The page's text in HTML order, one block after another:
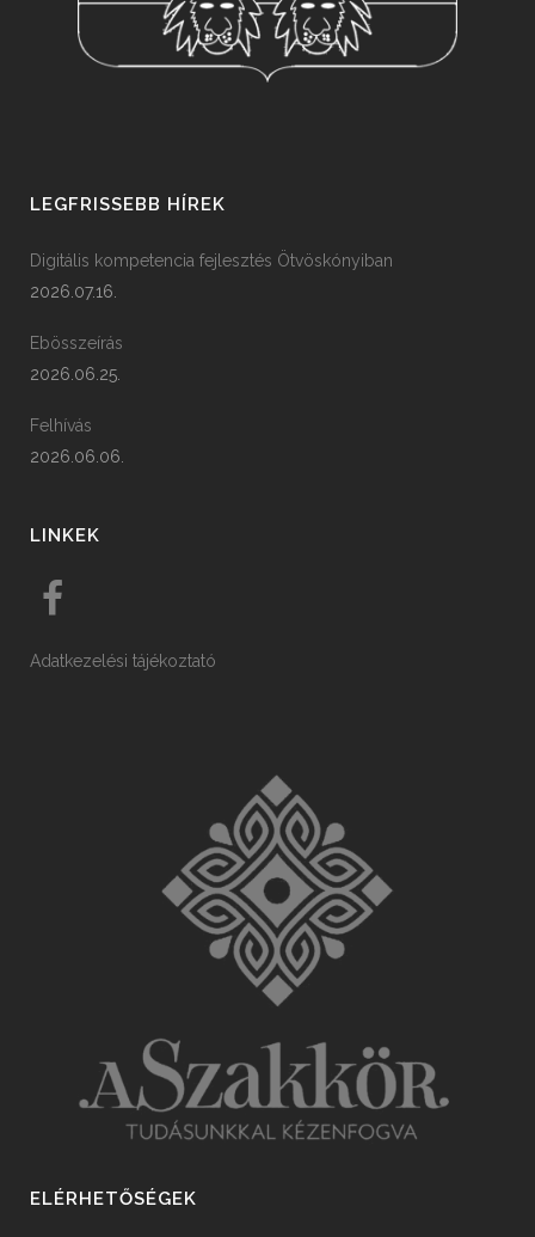
LEGFRISSEBB HÍREK
Digitális kompetencia fejlesztés Ötvöskónyiban
2026.07.16.
Ebösszeírás
2026.06.25.
Felhívás
2026.06.06.
LINKEK
Adatkezelési tájékoztató
ELÉRHETŐSÉGEK